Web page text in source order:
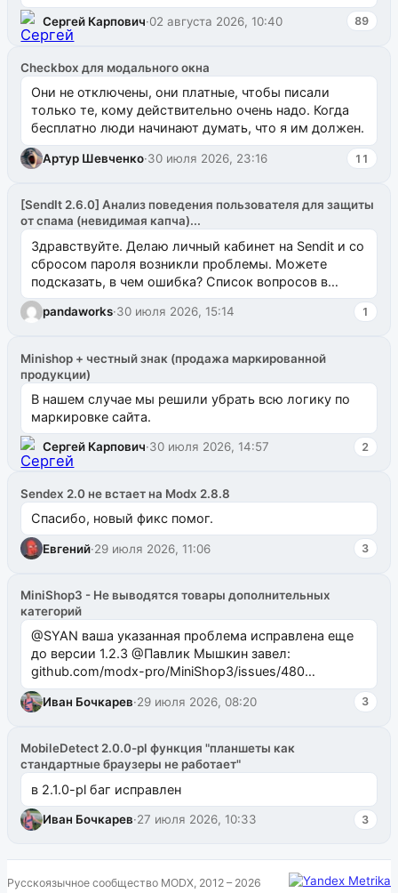
`uuid_1c`) VALUES ...
Сергей Карпович·02 августа 2026, 10:40 89
Checkbox для модального окна
Они не отключены, они платные, чтобы писали
только те, кому действительно очень надо. Когда
бесплатно люди начинают думать, что я им должен.
Артур Шевченко·30 июля 2026, 23:16 11
[SendIt 2.6.0] Анализ поведения пользователя для защиты
от спама (невидимая капча)...
Здравствуйте. Делаю личный кабинет на Sendit и со
сбросом пароля возникли проблемы. Можете
подсказать, в чем ошибка? Список вопросов в
одноименном разделе на modx.pro пока пуст, и,...
pandaworks·30 июля 2026, 15:14 1
Minishop + честный знак (продажа маркированной
продукции)
В нашем случае мы решили убрать всю логику по
маркировке сайта.
Сергей Карпович·30 июля 2026, 14:57 2
Sendex 2.0 не встает на Modx 2.8.8
Спасибо, новый фикс помог.
Евгений·29 июля 2026, 11:06 3
MiniShop3 - Не выводятся товары дополнительных
категорий
@SYAN ваша указанная проблема исправлена еще
до версии 1.2.3 @Павлик Мышкин завел:
github.com/modx-pro/MiniShop3/issues/480
github.com/modx-pro/MiniShop3/issues/481Исправим
в б...
Иван Бочкарев·29 июля 2026, 08:20 3
MobileDetect 2.0.0-pl функция "планшеты как
стандартные браузеры не работает"
в 2.1.0-pl баг исправлен
Иван Бочкарев·27 июля 2026, 10:33 3
Русскоязычное сообщество MODX, 2012 – 2026